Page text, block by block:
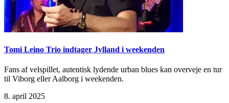
Tomi Leino Trio indtager Jylland i weekenden
Fans af velspillet, autentisk lydende urban blues kan overveje en tur
til Viborg eller Aalborg i weekenden.
8. april 2025